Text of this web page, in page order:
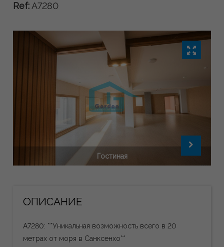
Ref: A7280
Гостиная
ОПИСАНИЕ
A7280: **Уникальная возможность всего в 20
метрах от моря в Санксенхо**